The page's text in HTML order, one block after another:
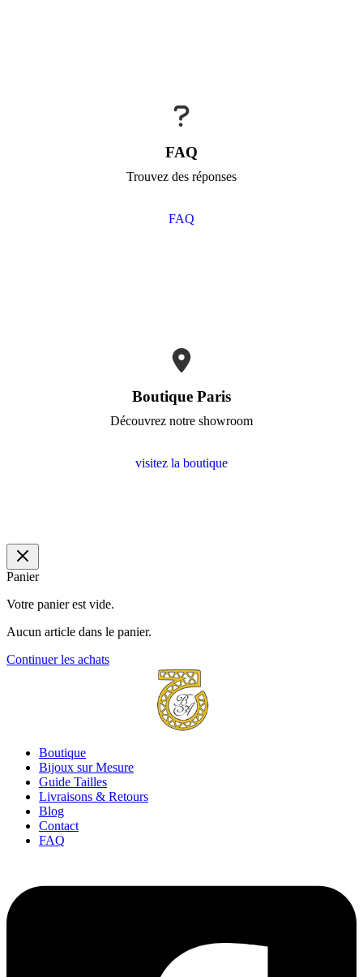
FAQ
Trouvez des réponses
FAQ
Boutique Paris
Découvrez notre showroom
visitez la boutique
Panier
Votre panier est vide.
Aucun article dans le panier.
Continuer les achats
Boutique
Bijoux sur Mesure
Guide Tailles
Livraisons & Retours
Blog
Contact
FAQ